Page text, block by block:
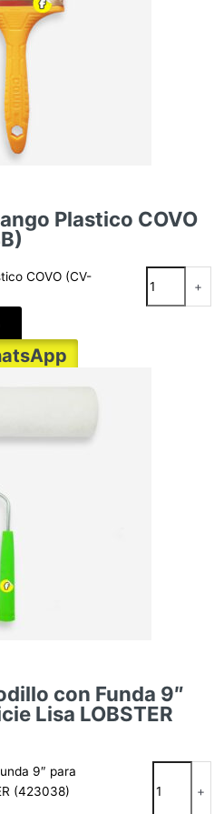
Plastico COVO
COVO (CV-
+
con Funda 9″
Lisa LOBSTER
9″ para
(423038)
+